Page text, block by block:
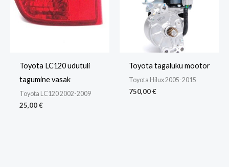
Toyota LC120 udutuli
tagumine vasak
Toyota LC120 2002-2009
25,00€
Toyota tagaluku mootor
Toyota Hilux 2005-2015
750,00€